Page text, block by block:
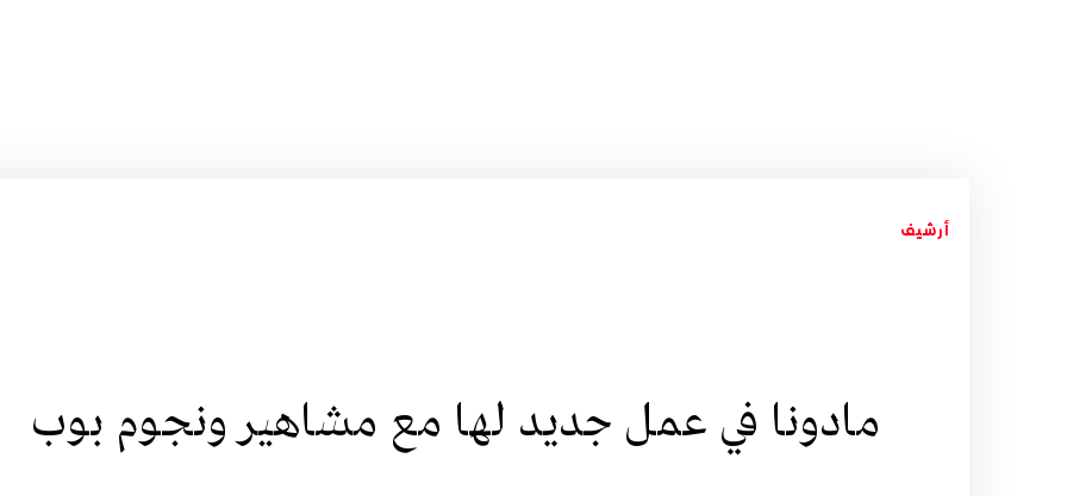
أرشيف
مادونا في عمل جديد لها مع مشاهير ونجوم بوب